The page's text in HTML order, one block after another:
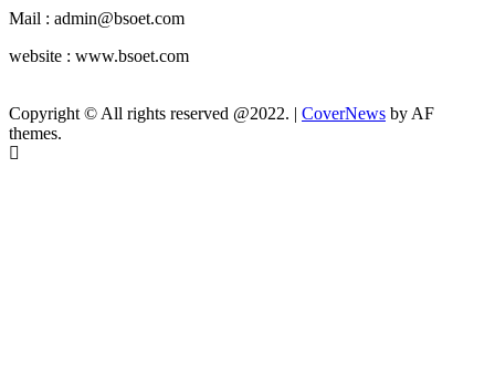
Mail : admin@bsoet.com
website : www.bsoet.com
Copyright © All rights reserved @2022. | CoverNews by AF
themes.